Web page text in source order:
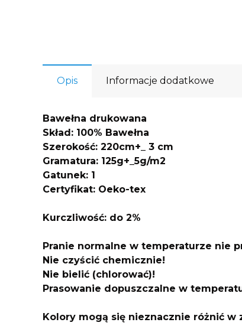
Opis Informacje dodatkowe
Bawełna drukowana
Skład: 100% Bawełna
Szerokość: 220cm+_ 3 cm
Gramatura: 125g+_5g/m2
Gatunek: 1
Certyfikat: Oeko-tex
Kurczliwość: do 2%
Pranie normalne w temperaturze nie
Nie czyścić chemicznie!
Nie bielić (chlorować)!
Prasowanie dopuszczalne w
Kolory mogą się nieznacznie różnić